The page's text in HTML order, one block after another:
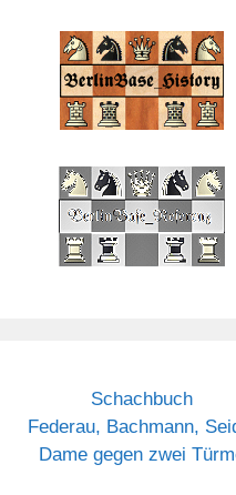
Schachbuch
Federau, Bachmann,
Dame gegen zwei